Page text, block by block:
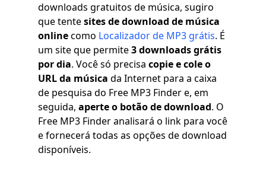
downloads gratuitos de música, sugiro
que tentesites de download de música
onlinecomo Localizador de MP3 grátis. É
um site que permite3 downloads grátis
por dia. Você só precisa copie e cole o
URL da música da Internet para a caixa
de pesquisa do Free MP3 Finder e, em
seguida, aperte o botão de download. O
Free MP3 Finder analisará o link para você
e fornecerá todas as opções de download
disponíveis.